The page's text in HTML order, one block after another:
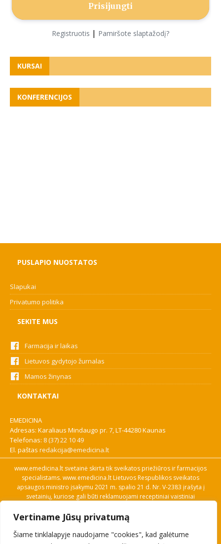
Vertiname Jūsų privatumą
Šiame tinklalapyje naudojame "cookies", kad galėtume
Registruotis | Pamiršote slaptažodį?
KURSAI
KONFERENCIJOS
PUSLAPIO NUOSTATOS
Slapukai
Privatumo politika
SEKITE MUS
Farmacija ir laikas
Lietuvos gydytojo žurnalas
Mamos žinynas
KONTAKTAI
EMEDICINA
Adresas: Karaliaus Mindaugo pr. 7, LT-44280 Kaunas
Telefonas: 8 (37) 22 10 49
El. paštas redakcija@emedicina.lt
www.emedicina.lt svetainė skirta tik sveikatos priežiūros ir farmacijos
specialistams. www.emedicina.lt Lietuvos Respublikos sveikatos
apsaugos ministro įsakymu 2021 m. spalio 21 d. Nr. V-2383 įrašyta į
svetainių, kuriose gali būti reklamuojami receptiniai vaistiniai
savo profesinę kvalifikaciją. Naudingos nuorodos: Vaistų ir medicinos
pagalbos priemonių kainų paieška, VVKT tinklalapis, Sveikatos
priežiūros ar farmacijos specialisto pranešimo apie įtariamą